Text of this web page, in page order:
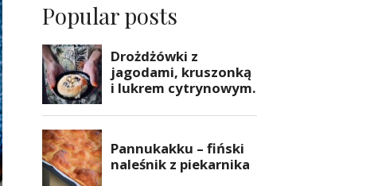
Popular posts